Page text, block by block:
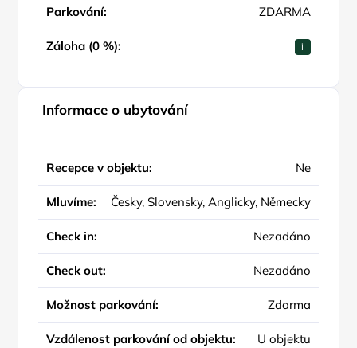
Parkování: ZDARMA
Záloha (0 %): i
Informace o ubytování
Recepce v objektu: Ne
Mluvíme: Česky, Slovensky, Anglicky, Německy
Check in: Nezadáno
Check out: Nezadáno
Možnost parkování: Zdarma
Vzdálenost parkování od objektu: U objektu